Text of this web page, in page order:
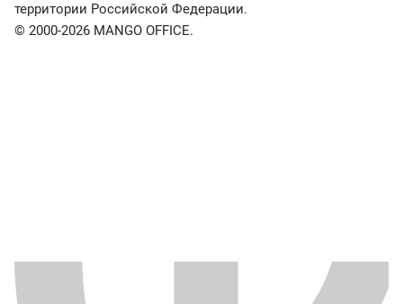
территории Российской Федерации.
© 2000-2026 MANGO OFFICE.